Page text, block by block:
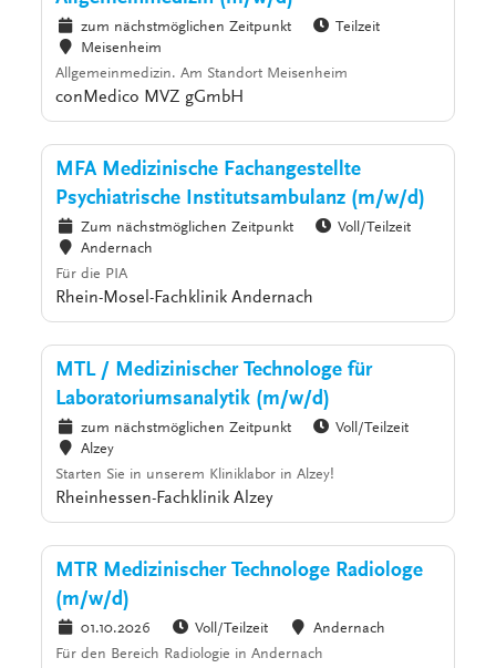
zum nächstmöglichen Zeitpunkt
Teilzeit
Meisenheim
Allgemeinmedizin. Am Standort Meisenheim
conMedico MVZ gGmbH
MFA Medizinische Fachangestellte
Psychiatrische Institutsambulanz (m/w/d)
Zum nächstmöglichen Zeitpunkt
Voll/Teilzeit
Andernach
Für die PIA
Rhein-Mosel-Fachklinik Andernach
MTL / Medizinischer Technologe für
Laboratoriumsanalytik (m/w/d)
zum nächstmöglichen Zeitpunkt
Voll/Teilzeit
Alzey
Starten Sie in unserem Kliniklabor in Alzey!
Rheinhessen-Fachklinik Alzey
MTR Medizinischer Technologe Radiologe
(m/w/d)
01.10.2026 Voll/Teilzeit
Andernach
Für den Bereich Radiologie in Andernach